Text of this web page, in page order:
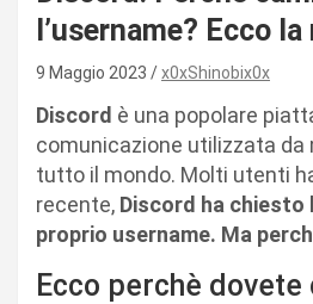
l’username? Ecco
9 Maggio 2023 x0xShinobix0x
Discord è una popolare
comunicazione utilizzata da
tutto il mondo. Molti utenti
recente, Discord ha chiesto
proprio username. Ma
Ecco perchè